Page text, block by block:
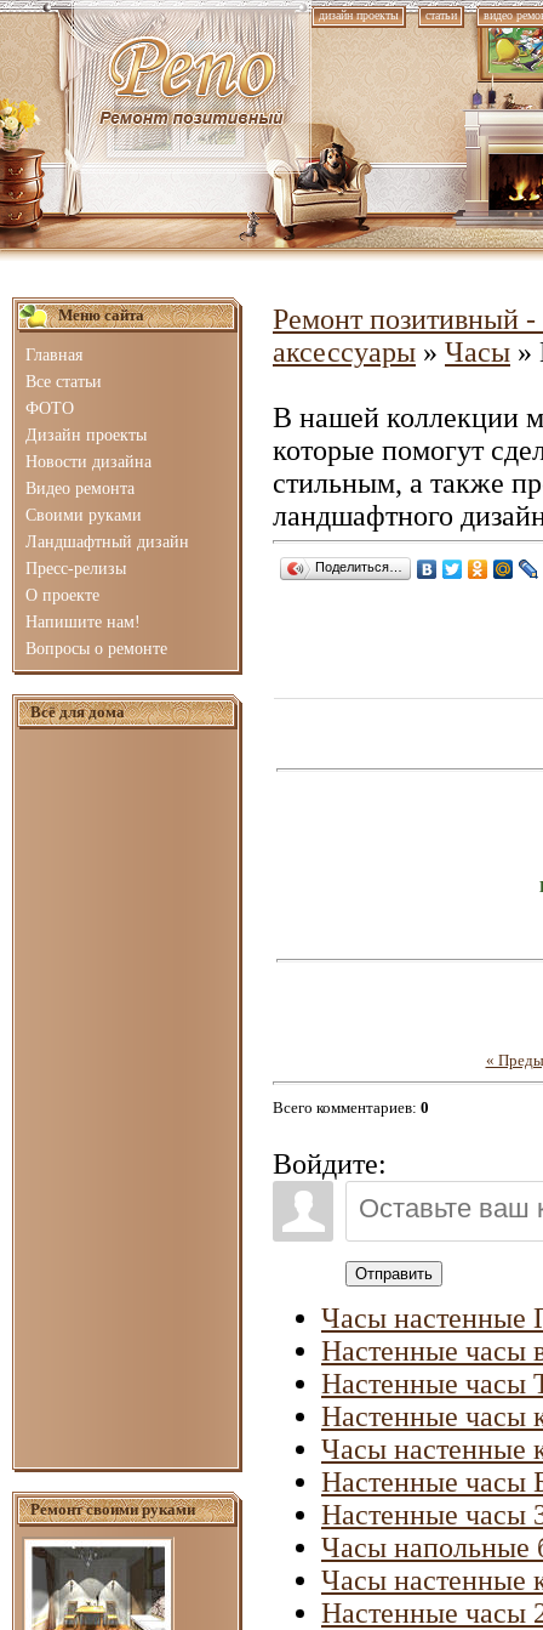
дизайн проекты статьи видео
Меню сайта
Главная
Все статьи
ФОТО
Дизайн проекты
Новости дизайна
Видео ремонта
Своими руками
Ландшафтный дизайн
Пресс-релизы
О проекте
Напишите нам!
Вопросы о ремонте
Всё для дома
Ремонт своими руками
Ремонт позитивный -
аксессуары » Часы »
В нашей коллекции
которые помогут
стильным, а также
ландшафтного
Поделиться…
«
Всего комментариев: 0
Войдите:
Отправить
Часы настенные
Настенные часы
Настенные часы
Настенные часы
Часы настенные
Настенные часы
Настенные часы
Часы напольные
Часы настенные
Настенные часы